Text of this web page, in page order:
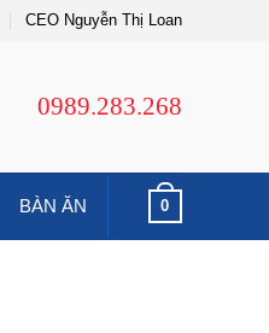
CEO Nguyễn Thị Loan
0989.283.268
BÀN ĂN 0